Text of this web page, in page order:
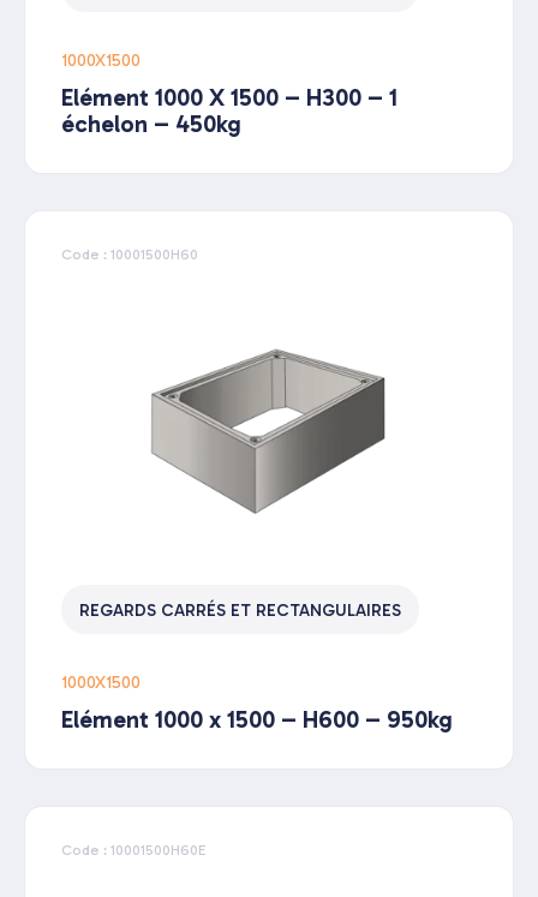
1000X1500
Elément 1000 X 1500 – H300 – 1
échelon – 450kg
Code : 10001500H60
REGARDS CARRÉS ET RECTANGULAIRES
1000X1500
Elément 1000 x 1500 – H600 – 950kg
Code : 10001500H60E